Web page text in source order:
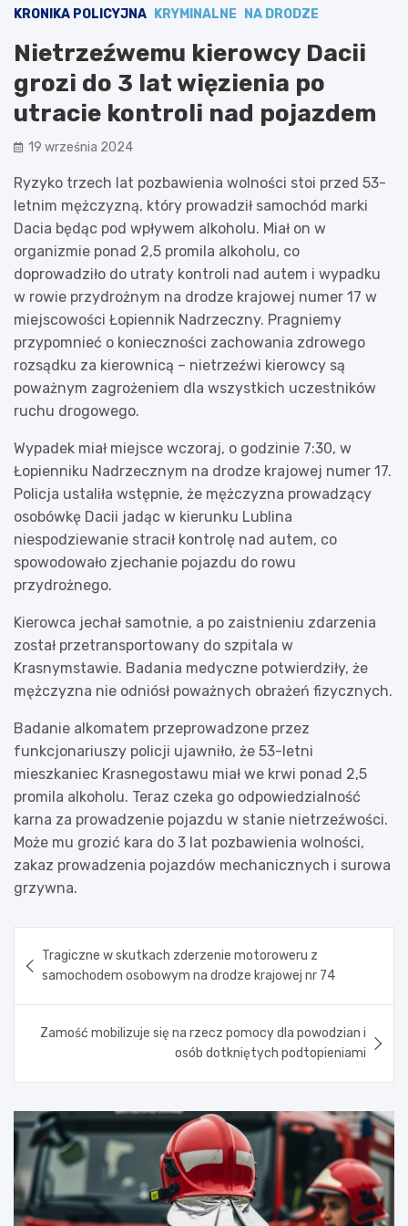
KRONIKA POLICYJNA KRYMINALNE NA DRODZE
Nietrzeźwemu kierowcy Dacii
grozi do 3 lat więzienia po
utracie kontroli nad pojazdem
19 września 2024
Ryzyko trzech lat pozbawienia wolności stoi przed 53-
letnim mężczyzną, który prowadził samochód marki
Dacia będąc pod wpływem alkoholu. Miał on w
organizmie ponad 2,5 promila alkoholu, co
doprowadziło do utraty kontroli nad autem i wypadku
w rowie przydrożnym na drodze krajowej numer 17 w
miejscowości Łopiennik Nadrzeczny. Pragniemy
przypomnieć o konieczności zachowania zdrowego
rozsądku za kierownicą – nietrzeźwi kierowcy są
poważnym zagrożeniem dla wszystkich uczestników
ruchu drogowego.
Wypadek miał miejsce wczoraj, o godzinie 7:30, w
Łopienniku Nadrzecznym na drodze krajowej numer 17.
Policja ustaliła wstępnie, że mężczyzna prowadzący
osobówkę Dacii jadąc w kierunku Lublina
niespodziewanie stracił kontrolę nad autem, co
spowodowało zjechanie pojazdu do rowu
przydrożnego.
Kierowca jechał samotnie, a po zaistnieniu zdarzenia
został przetransportowany do szpitala w
Krasnymstawie. Badania medyczne potwierdziły, że
mężczyzna nie odniósł poważnych obrażeń fizycznych.
Badanie alkomatem przeprowadzone przez
funkcjonariuszy policji ujawniło, że 53-letni
mieszkaniec Krasnegostawu miał we krwi ponad 2,5
promila alkoholu. Teraz czeka go odpowiedzialność
karna za prowadzenie pojazdu w stanie nietrzeźwości.
Może mu grozić kara do 3 lat pozbawienia wolności,
zakaz prowadzenia pojazdów mechanicznych i surowa
grzywna.
wpisu
Tragiczne w skutkach zderzenie motoroweru z
samochodem osobowym na drodze krajowej nr 74
Zamość mobilizuje się na rzecz pomocy dla powodzian i
osób dotkniętych podtopieniami